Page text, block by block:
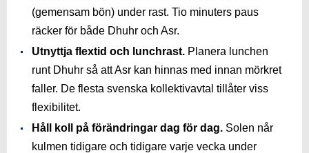
(gemensam bön) under rast. Tio minuters paus
räcker för både Dhuhr och Asr.
Utnyttja flextid och lunchrast. Planera lunchen
runt Dhuhr så att Asr kan hinnas med innan mörkret
faller. De flesta svenska kollektivavtal tillåter viss
flexibilitet.
Håll koll på förändringar dag för dag. Solen når
kulmen tidigare och tidigare varje vecka under